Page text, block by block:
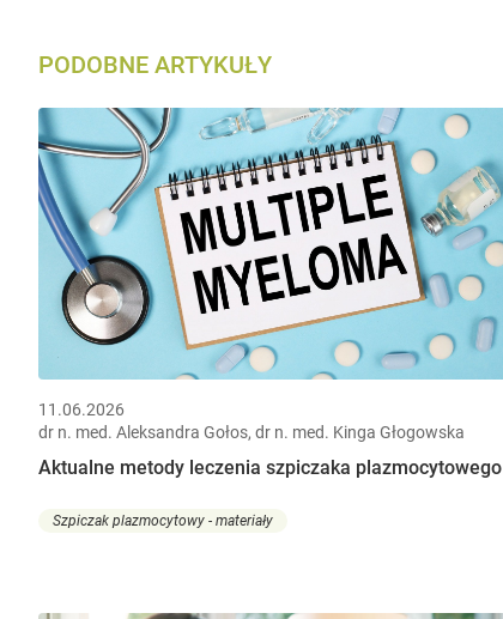
PODOBNE ARTYKUŁY
11.06.2026
dr n. med. Aleksandra Gołos, dr n. med. Kinga Głogowska
Aktualne metody leczenia szpiczaka plazmocytowego
Szpiczak plazmocytowy - materiały